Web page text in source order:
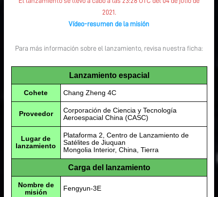
2021.
Vídeo-resumen de la misión
Para más información sobre el lanzamiento, revisa nuestra ficha:
Lanzamiento espacial
Cohete Chang Zheng 4C
Proveedor
Corporación de Ciencia y Tecnología
Aeroespacial China (CASC)
Lugar de
lanzamiento
Plataforma 2, Centro de Lanzamiento de
Satélites de Jiuquan
Mongolia Interior, China, Tierra
Carga del lanzamiento
Nombre de
misión
Fengyun-3E